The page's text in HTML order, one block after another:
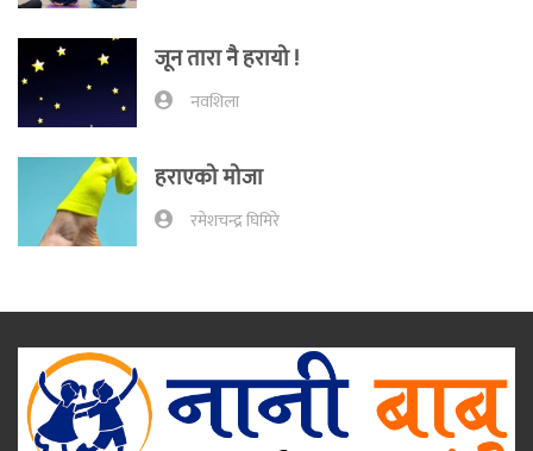
जून तारा नै हरायो !
नवशिला
हराएको मोजा
रमेशचन्द्र घिमिरे